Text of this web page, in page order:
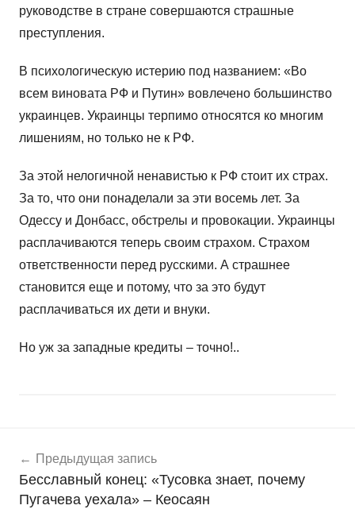
руководстве в стране совершаются страшные
преступления.
В психологическую истерию под названием: «Во
всем виновата РФ и Путин» вовлечено большинство
украинцев. Украинцы терпимо относятся ко многим
лишениям, но только не к РФ.
За этой нелогичной ненавистью к РФ стоит их страх.
За то, что они понаделали за эти восемь лет. За
Одессу и Донбасс, обстрелы и провокации. Украинцы
расплачиваются теперь своим страхом. Страхом
ответственности перед русскими. А страшнее
становится еще и потому, что за это будут
расплачиваться их дети и внуки.
Но уж за западные кредиты – точно!..
о
в
о
по
записям
Предыдущая запись
Бесславный конец: «Тусовка знает, почему
Пугачева уехала» – Кеосаян